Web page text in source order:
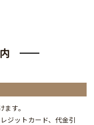
す。
ジットカード、代金引